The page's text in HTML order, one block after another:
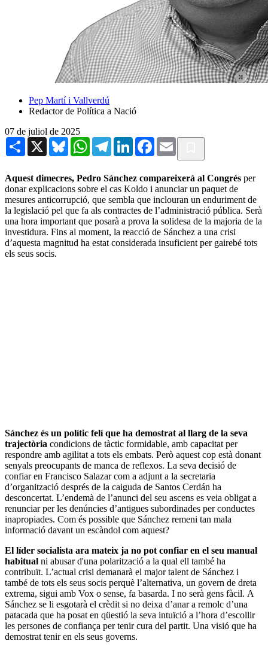
Pep Martí i Vallverdú
Redactor de Política a Nació
07 de juliol de 2025
Share X BlueskyWhatsAppTelegramLinkedInFacebook
Email
Aquest dimecres, Pedro Sánchez compareixerà al Congrés per
donar explicacions sobre el cas Koldo i anunciar un paquet de
mesures anticorrupció, que sembla que inclouran un enduriment de
la legislació pel que fa als contractes de l’administració pública. Serà
una hora important que posarà a prova la solidesa de la majoria de la
investidura. Fins al moment, la reacció de Sánchez a una crisi
d’aquesta magnitud ha estat considerada insuficient per gairebé tots
els seus socis.
Sánchez és un polític felí que ha demostrat al llarg de la seva
trajectòria condicions de tàctic formidable, amb capacitat per
respondre amb agilitat a tots els embats. Però aquest cop està donant
senyals preocupants de manca de reflexos. La seva decisió de
confiar en Francisco Salazar com a adjunt a la secretaria
d’organització després de la caiguda de Santos Cerdán ha
desconcertat. L’endemà de l’anunci del seu ascens es veia obligat a
renunciar per les denúncies d’antigues subordinades per conductes
inapropiades. Com és possible que Sánchez remeni tan mala
informació davant un escàndol com aquest?
El líder socialista ara mateix ja no pot confiar en el seu manual
habitual ni abusar d'una polarització a la qual ell també ha
contribuït. L’actual crisi demanarà el major talent de Sánchez i
també de tots els seus socis perquè l’alternativa, un govern de dreta
extrema, sigui amb Vox o sense, fa basarda. I no serà gens fàcil. A
Sánchez se li esgotarà el crèdit si no deixa d’anar a remolc d’una
patacada que ha posat en qüestió la seva intuïció a l’hora d’escollir
les persones de confiança per tenir cura del partit. Una visió que ha
demostrat tenir en els seus governs.